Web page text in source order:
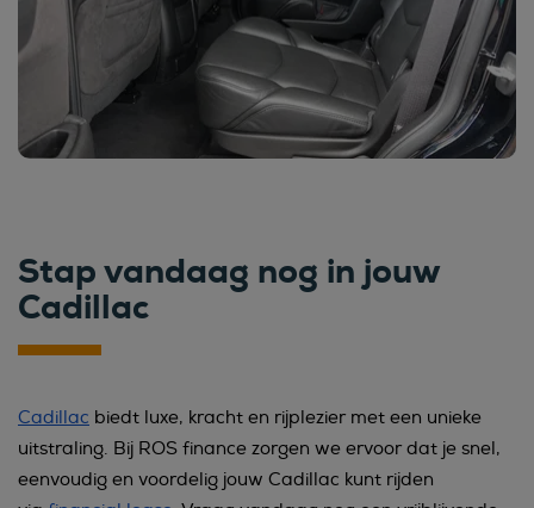
Stap vandaag nog in jouw
Cadillac
Cadillac biedt luxe, kracht en rijplezier met een unieke
uitstraling. Bij ROS finance zorgen we ervoor dat je snel,
eenvoudig en voordelig jouw Cadillac kunt rijden